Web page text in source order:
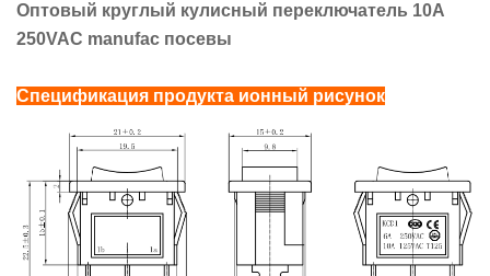
Оптовый круглый кулисный переключатель 10A
250VAC manufac посевы
Спецификация продукта ионный рисунок